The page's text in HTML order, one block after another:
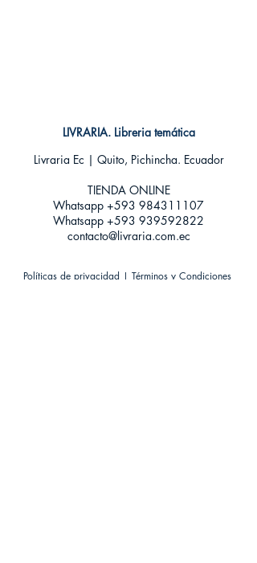
LIVRARIA. Libreria temática
Livraria Ec | Quito, Pichincha. Ecuador
TIENDA ONLINE​
Whatsapp +593 984311107
Whatsapp +593 939592822
contacto@livraria.com.ec
Políticas de privacidad | Términos y Condiciones